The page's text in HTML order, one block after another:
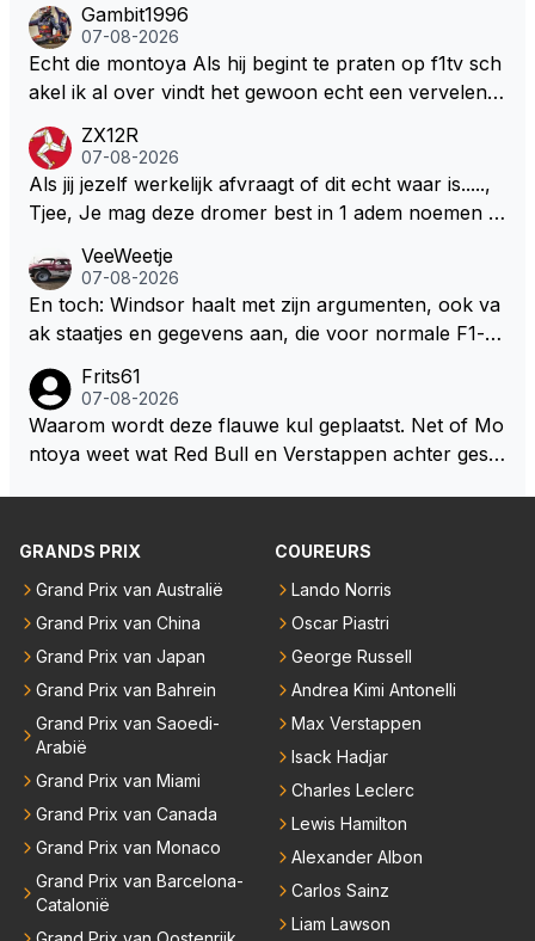
milton, hahahaha. Latifi pakt ze allemaal met de oge
n dicht met als onbetwiste nummer 2 of GOATINES
S Lawson natuurlijk 😂😂😂😂😂
Gambit1996
07-08-2026
Echt die montoya Als hij begint te praten op f1tv sch
akel ik al over vindt het gewoon echt een vervelend
weet 🤮🤮
ZX12R
07-08-2026
Als jij jezelf werkelijk afvraagt of dit echt waar is.....,
Tjee, Je mag deze dromer best in 1 adem noemen m
aar voordragen uit eigen geest. Kan mij voorstellen d
at je het leuk vindt sprookjes te luisteren maar heb jij
jezelf dan ook wel eens afgevraagd of de dappere b
ze wolff gesneden heeft?
VeeWeetje
07-08-2026
En toch: Windsor haalt met zijn argumenten, ook va
ak staatjes en gegevens aan, die voor normale F1-fa
okies made of your own dough" 🤣
Frits61
07-08-2026
Waarom wordt deze flauwe kul geplaatst. Net of Mo
ntoya weet wat Red Bull en Verstappen achter geslo
GRANDS PRIX
Grand Prix van Australië
Grand Prix van China
Grand Prix van Japan
Grand Prix van Bahrein
Grand Prix van Saoedi-
Arabië
Grand Prix van Miami
Grand Prix van Canada
Grand Prix van Monaco
Grand Prix van Barcelona-
Catalonië
COUREURS
Lando Norris
Oscar Piastri
George Russell
Andrea Kimi Antonelli
Max Verstappen
Isack Hadjar
Charles Leclerc
Lewis Hamilton
Alexander Albon
Carlos Sainz
Liam Lawson